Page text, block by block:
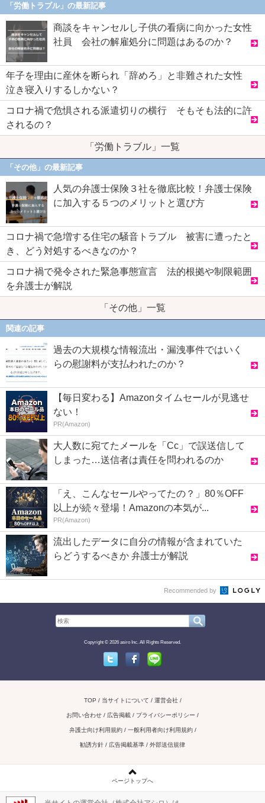
「労働トラブル」の最新記事
商談をキャンセルし子供の看病に向かった女性
社員 会社の解雇処分に問題はあるのか？
年子を理由に産休を断られ「辞めろ」と非難された女性
泣き寝入りするしかない？
コロナ禍で危惧される派遣切りの横行 そもそも法的に許
されるの？
「労働トラブル」一覧
「その他」の最新記事
人気の弁護士保険３社を徹底比較！弁護士保険
に加入する５つのメリットと選び方
コロナ禍で急増する住宅の騒音トラブル 被害に遭ったと
き、どう対処するべきなのか？
コロナ禍で発令された緊急事態宣言 法的根拠や制限範囲
を弁護士が解説
「その他」一覧
関連の記事
過去の大規模な情報流出・漏洩事件ではいく
らの慰謝料が支払われたのか？
【毎日変わる】Amazonタイムセールが見逃せ
ない！
PR(Amazon)
大人数に宛てたメールを「Cc」で誤送信して
しまった…送信者は責任を問われるのか
「え、こんなセールやってたの？」80％OFF
以上が続々登場！Amazonの本気が...
PR(Amazon)
流出したデータに自分の情報が含まれていた
らどうするべきか 弁護士が解説
Recommended by
Copyright © 2026 asiro Inc. All Rights Reserved.
TOP 当サイトについて 運営会社
お問い合わせ / 広告掲載 プライバシーポリシー
弁護士向け利用規約 一般利用者向け利用規約
勧誘方針 広告掲載基準 外部送信規律
ページトップへ